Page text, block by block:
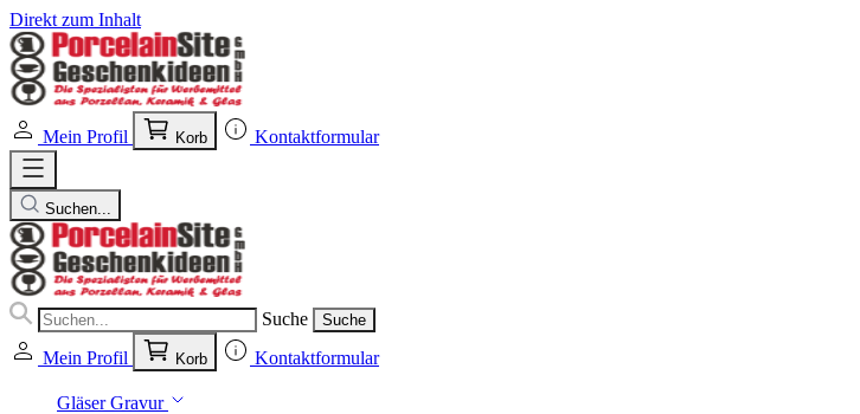
Direkt zum Inhalt
Mein Profil Korb Kontaktformular
Suchen...
Suche Suche
Mein Profil Korb Kontaktformular
Gläser Gravur